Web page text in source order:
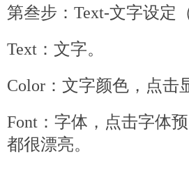
第叁步：Text-文字设定
Text：文字。
Color：文字颜色，点击
Font：字体，点击字体
都很漂亮。